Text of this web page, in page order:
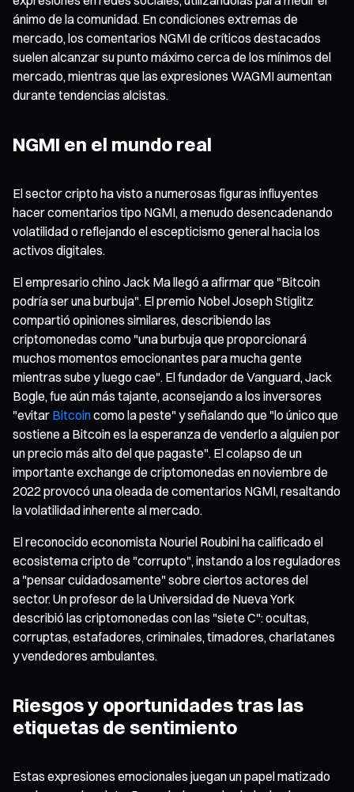
ánimo de la comunidad. En condiciones extremas de
mercado, los comentarios NGMI de críticos destacados
suelen alcanzar su punto máximo cerca de los mínimos del
mercado, mientras que las expresiones WAGMI aumentan
durante tendencias alcistas.
NGMI en el mundo real
El sector cripto ha visto a numerosas figuras influyentes
hacer comentarios tipo NGMI, a menudo desencadenando
volatilidad o reflejando el escepticismo general hacia los
activos digitales.
El empresario chino Jack Ma llegó a afirmar que "Bitcoin
podría ser una burbuja". El premio Nobel Joseph Stiglitz
compartió opiniones similares, describiendo las
criptomonedas como "una burbuja que proporcionará
muchos momentos emocionantes para mucha gente
mientras sube y luego cae". El fundador de Vanguard, Jack
Bogle, fue aún más tajante, aconsejando a los inversores
"evitar Bitcoincomo la peste" y señalando que "lo único que
sostiene a Bitcoin es la esperanza de venderlo a alguien por
un precio más alto del que pagaste". El colapso de un
importante exchange de criptomonedas en noviembre de
2022 provocó una oleada de comentarios NGMI, resaltando
la volatilidad inherente al mercado.
El reconocido economista Nouriel Roubini ha calificado el
ecosistema cripto de "corrupto", instando a los reguladores
a "pensar cuidadosamente" sobre ciertos actores del
sector. Un profesor de la Universidad de Nueva York
describió las criptomonedas con las "siete C": ocultas,
corruptas, estafadores, criminales, timadores, charlatanes
y vendedores ambulantes.
Riesgos y oportunidades tras las
etiquetas de sentimiento
Estas expresiones emocionales juegan un papel matizado